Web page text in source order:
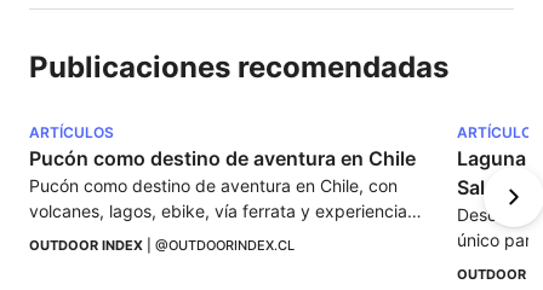
Publicaciones recomendadas
ARTÍCULOS
Pucón como destino de aventura en Chile
Pucón como destino de aventura en Chile, con
volcanes, lagos, ebike, vía ferrata y experiencias
outdoor para disfrutar La Araucanía.
OUTDOOR INDEX @OUTDOORINDEX.CL
ARTÍCULOS
Laguna
Salar de
Descubre
único
paisajes
OUTDOOR